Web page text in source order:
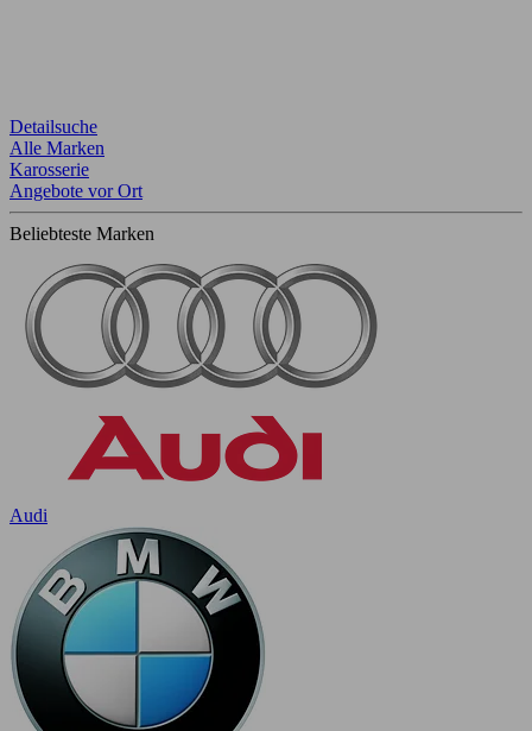
Detailsuche
Alle Marken
Karosserie
Angebote vor Ort
Beliebteste Marken
Audi